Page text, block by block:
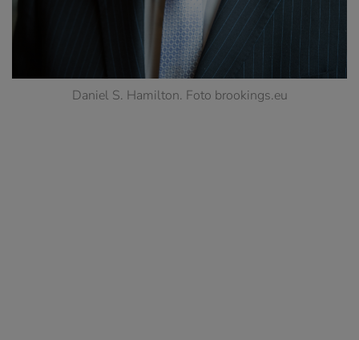
Daniel S. Hamilton. Foto brookings.eu